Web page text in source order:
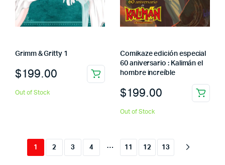
Grimm & Gritty 1
$199.00
Out of Stock
Comikaze edición especial
60 aniversario : Kalimán el
hombre increíble
$199.00
Out of Stock
1 2 3 4 … 11 12 13